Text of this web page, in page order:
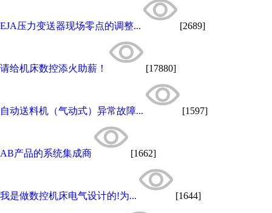
EJA压力变送器现场零点的调整... [2689]
请给机床数控添火助薪！ [17880]
自动送料机（气动式）异常故障... [1597]
AB产品的系统集成商 [1662]
我是做数控机床电气设计的!为... [1644]